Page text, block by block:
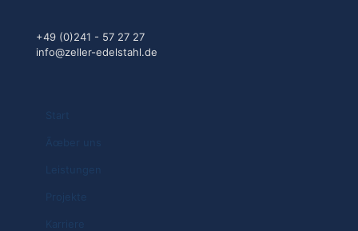
+49 (0)241 - 57 27 27
info@zeller-edelstahl.de
Start
Ãœber uns
Leistungen
Projekte
Karriere